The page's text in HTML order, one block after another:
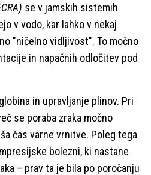
se v jamskih sistemih
v vodo, kar lahko v nekaj
"ničelno vidljivost". To močno
in napačnih odločitev pod
in upravljanje plinov. Pri
se poraba zraka močno
čas varne vrnitve. Poleg tega
bolezni, ki nastane
– prav ta je bila po poročanju